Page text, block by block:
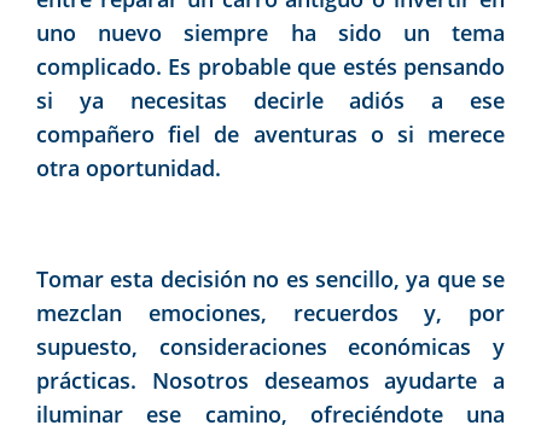
uno nuevo siempre ha sido un tema
complicado. Es probable que estés pensando
si ya necesitas decirle adiós a ese
compañero fiel de aventuras o si merece
otra oportunidad.
Tomar esta decisión no es sencillo, ya que se
mezclan emociones, recuerdos y, por
supuesto, consideraciones económicas y
prácticas. Nosotros deseamos ayudarte a
iluminar ese camino, ofreciéndote una